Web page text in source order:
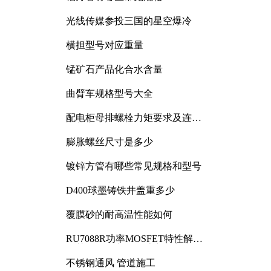
光线传媒参投三国的星空爆冷
横担型号对应重量
锰矿石产品化合水含量
曲臂车规格型号大全
配电柜母排螺栓力矩要求及连接
膨胀螺丝尺寸是多少
镀锌方管有哪些常见规格和型号
D400球墨铸铁井盖重多少
覆膜砂的耐高温性能如何
RU7088R功率MOSFET特性解析
不锈钢通风 管道施工